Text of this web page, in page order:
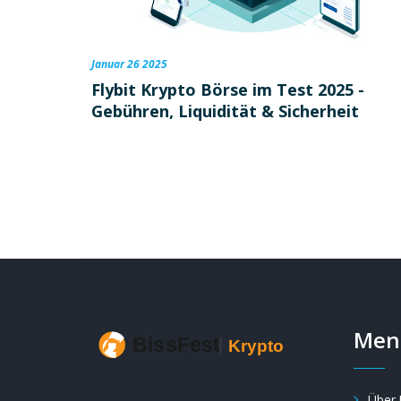
Januar 26 2025
Flybit Krypto Börse im Test 2025 -
Gebühren, Liquidität & Sicherheit